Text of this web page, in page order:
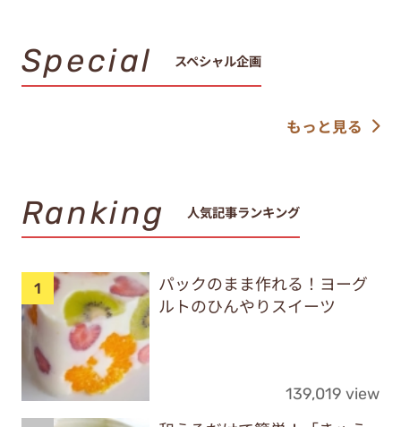
Special スペシャル企画
もっと見る
Ranking 人気記事ランキング
パックのまま作れる！ヨーグ
ルトのひんやりスイーツ
139,019 view